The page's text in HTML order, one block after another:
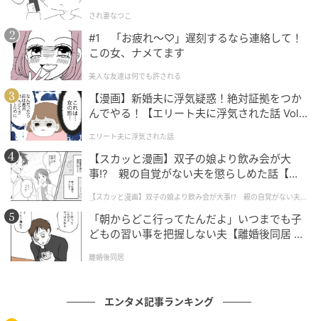
され妻なつこ
#1 「お疲れ〜♡」遅刻するなら連絡して！
この女、ナメてます
美人な友達は何でも許される
【漫画】新婚夫に浮気疑惑！絶対証拠をつか
んでやる！【エリート夫に浮気された話 Vol.
エリート夫に浮気された話
【スカッと漫画】双子の娘より飲み会が大
事!? 親の自覚がない夫を懲らしめた話【第1
【スカッと漫画】双子の娘より飲み会が大事!? 親の自覚がない夫を
懲らしめた話
「朝からどこ行ってたんだよ」いつまでも子
どもの習い事を把握しない夫【離婚後同居 Vo
離婚後同居
エンタメ記事ランキング